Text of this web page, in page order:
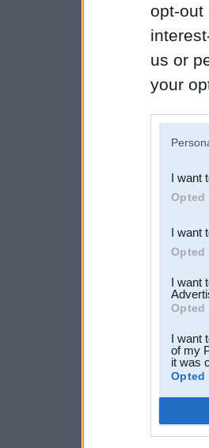
opt-out
us or
your
third
I want
Opted
I want
Opted
I want
Opted
I want
of my
it was
Opted